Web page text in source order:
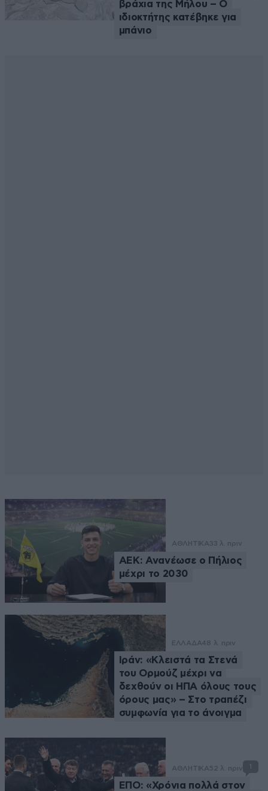
βράχια της Μήλου – Ο
ιδιοκτήτης κατέβηκε για
μπάνιο
ΑΘΛΗΤΙΚΑ33 λ. πριν
ΑΕΚ: Ανανέωσε ο Πήλιος
μέχρι το 2030
ΕΛΛΑΔΑ48 λ. πριν
Ιράν: «Κλειστά τα Στενά
του Ορμούζ μέχρι να
δεχθούν οι ΗΠΑ όλους τους
όρους μας» – Στο τραπέζι
συμφωνία για το άνοιγμα
ΑΘΛΗΤΙΚΑ52 λ. πριν 1
ΕΠΟ: «Χρόνια πολλά στον